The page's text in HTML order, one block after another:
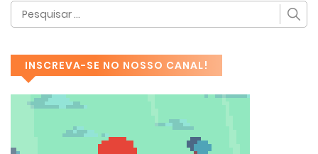
INSCREVA-SE NO NOSSO CANAL!